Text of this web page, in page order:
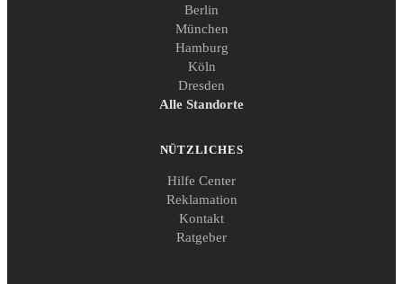
Berlin
München
Hamburg
Köln
Dresden
Alle Standorte
NÜTZLICHES
Hilfe Center
Reklamation
Kontakt
Ratgeber